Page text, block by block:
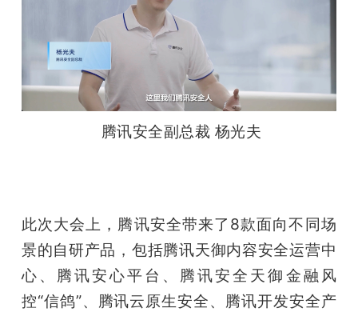
腾讯安全副总裁 杨光夫
此次大会上，腾讯安全带来了8款面向不同场
景的自研产品，包括腾讯天御内容安全运营中
心、腾讯安心平台、腾讯安全天御金融风
控“信鸽”、腾讯云原生安全、腾讯开发安全产